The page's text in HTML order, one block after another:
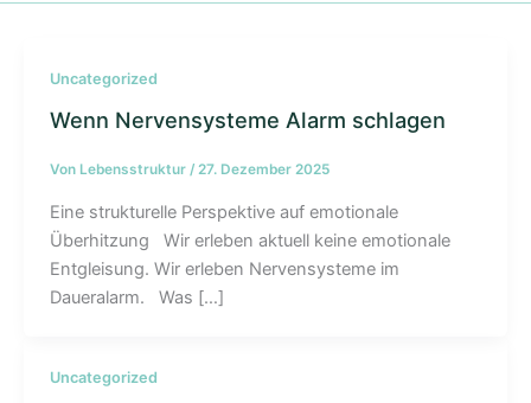
Uncategorized
Wenn Nervensysteme Alarm schlagen
Von Lebensstruktur / 27. Dezember 2025
Eine strukturelle Perspektive auf emotionale
Überhitzung Wir erleben aktuell keine emotionale
Entgleisung. Wir erleben Nervensysteme im
Daueralarm. Was […]
Uncategorized